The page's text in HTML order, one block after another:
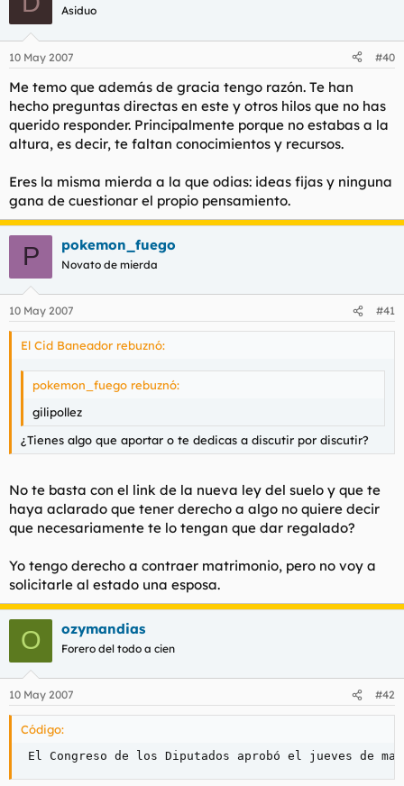
Asiduo
10 May 2007 #40
Me temo que además de gracia tengo razón. Te han
hecho preguntas directas en este y otros hilos que no has
querido responder. Principalmente porque no estabas a la
altura, es decir, te faltan conocimientos y recursos.
Eres la misma mierda a la que odias: ideas fijas y ninguna
gana de cuestionar el propio pensamiento.
P pokemon_fuego
Novato de mierda
10 May 2007 #41
El Cid Baneador rebuznó:
pokemon_fuego rebuznó:
gilipollez
¿Tienes algo que aportar o te dedicas a discutir por discutir?
No te basta con el link de la nueva ley del suelo y que te
haya aclarado que tener derecho a algo no quiere decir
que necesariamente te lo tengan que dar regalado?
Yo tengo derecho a contraer matrimonio, pero no voy a
solicitarle al estado una esposa.
O ozymandias
Forero del todo a cien
10 May 2007 #42
Código:
El Congreso de los Diputados aprobó el jueves de